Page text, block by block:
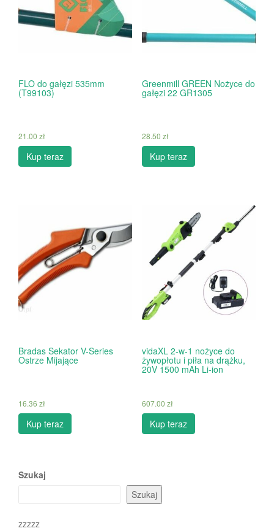
FLO do gałęzi 535mm
(T99103)
21.00 zł
Kup teraz
Greenmill GREEN Nożyce do
gałęzi 22 GR1305
28.50 zł
Kup teraz
Bradas Sekator V-Series
Ostrze Mijające
16.36 zł
Kup teraz
vidaXL 2-w-1 nożyce do
żywopłotu i piła na drążku,
20V 1500 mAh Li-ion
607.00 zł
Kup teraz
Szukaj
Szukaj
zzzzz